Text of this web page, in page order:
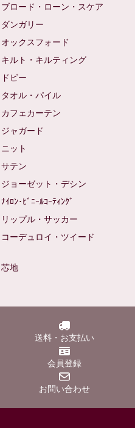
ブロード・ローン・スケア
ダンガリー
オックスフォード
キルト・キルティング
ドビー
タオル・パイル
カフェカーテン
ジャガード
ニット
サテン
ジョーゼット・デシン
ﾅｲﾛﾝ･ﾋﾞﾆｰﾙｺｰﾃｨﾝｸﾞ
リップル・サッカー
コーデュロイ・ツイード
芯地
送料・お支払い
会員登録
お問い合わせ